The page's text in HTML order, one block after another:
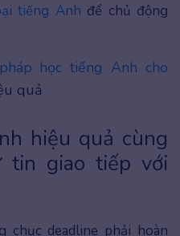
tiếng Anh để chủ động
học tiếng Anh cho
quả
hiệu quả cùng
tin giao tiếp với
chục deadline phải hoàn